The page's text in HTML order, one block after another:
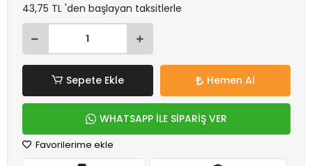
43,75 TL 'den başlayan taksitlerle
Sepete Ekle Hemen Al
WHATSAPP İLE SİPARİŞ VER
Favorilerime ekle